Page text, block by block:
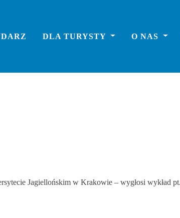
DLA TURYSTY O NAS
Jagiellońskim w Krakowie – wygłosi wykład pt.